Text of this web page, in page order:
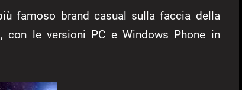
famoso brand casual sulla faccia della
le versioni PC e Windows Phone in